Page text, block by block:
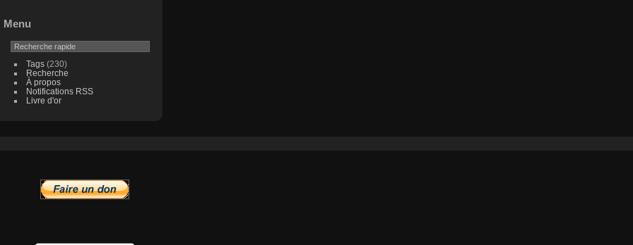
Menu
Tags(230)
Recherche
À propos
Notifications RSS
Livre d'or